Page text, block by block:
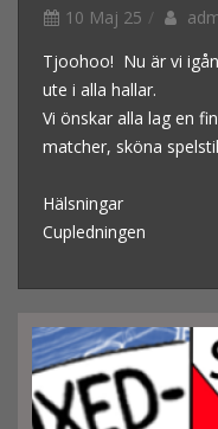
10 Maj 25
Tjoohoo! Nu är vi
ute i alla hallar.
Vi önskar alla lag en
matcher, sköna
Hälsningar
Cupledningen